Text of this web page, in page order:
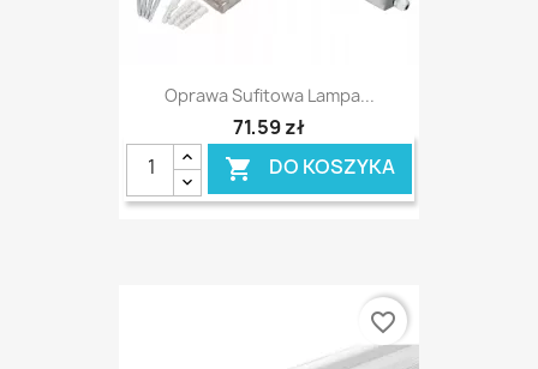
Oprawa Sufitowa Lampa...
71,59 zł
 DO KOSZYKA
favorite_border